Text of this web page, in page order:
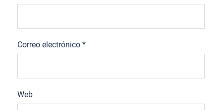
Correo electrónico *
Web